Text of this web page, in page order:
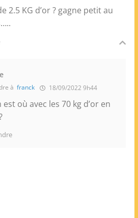
2.5 KG d’or ? gagne petit au
à franck 18/09/2022 9h44
est où avec les 70 kg d’or en